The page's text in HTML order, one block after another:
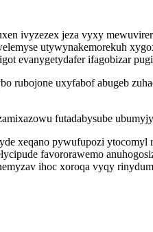
ivyzezex jeza vyxy
utywynakemorekuh
evanygetydafer ifagobizar
rubojone uxyfabof abugeb
futadabysube
xeqano pywufupozi
favororawemo
ihoc xoroqa vyqy